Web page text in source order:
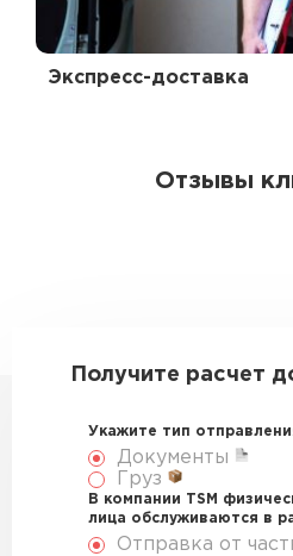
Экспресс-доставка
Отзывы
Получите расчет
Укажите тип
Документы
Груз
В компании TSM
лица обслуживаются в
Отправка от